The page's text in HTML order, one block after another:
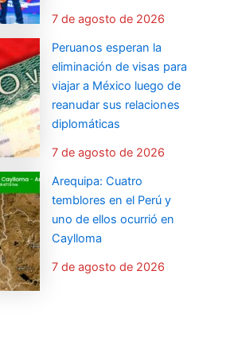
7 de agosto de 2026
Peruanos esperan la
eliminación de visas para
viajar a México luego de
reanudar sus relaciones
diplomáticas
7 de agosto de 2026
Arequipa: Cuatro
temblores en el Perú y
uno de ellos ocurrió en
Caylloma
7 de agosto de 2026